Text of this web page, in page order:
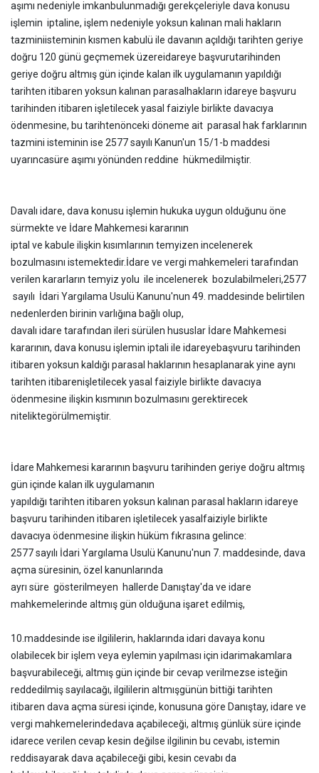
aşımı nedeniyle imkanbulunmadığı gerekçeleriyle dava konusu
işlemin iptaline, işlem nedeniyle yoksun kalınan mali hakların
tazminiisteminin kısmen kabulü ile davanın açıldığı tarihten geriye
doğru 120 günü geçmemek üzereidareye başvurutarihinden
geriye doğru altmış gün içinde kalan ilk uygulamanın yapıldığı
tarihten itibaren yoksun kalınan parasal hakların idareye başvuru
tarihinden itibaren işletilecek yasal faiziyle birlikte davacıya
ödenmesine, bu tarihtenönceki döneme ait parasal hak farklarının
tazmini isteminin ise 2577 sayılı Kanun'un 15/1-b maddesi
uyarıncasüre aşımı yönünden reddine hükmedilmiştir.
Davalı idare, dava konusu işlemin hukuka uygun olduğunu öne
sürmekte ve İdare Mahkemesi kararının
iptal ve kabule ilişkin kısımlarının temyizen incelenerek
bozulmasını istemektedir.İdare ve vergi mahkemeleri tarafından
verilen kararların temyiz yolu ile incelenerek bozulabilmeleri,2577
sayılı İdari Yargılama Usulü Kanunu'nun 49. maddesinde belirtilen
nedenlerden birinin varlığına bağlı olup,
davalı idare tarafından ileri sürülen hususlar İdare Mahkemesi
kararının, dava konusu işlemin iptali ile idareyebaşvuru tarihinden
itibaren yoksun kaldığı parasal haklarının hesaplanarak yine aynı
tarihten itibarenişletilecek yasal faiziyle birlikte davacıya
ödenmesine ilişkin kısmının bozulmasını gerektirecek
niteliktegörülmemiştir.
İdare Mahkemesi kararının başvuru tarihinden geriye doğru altmış
gün içinde kalan ilk uygulamanın
yapıldığı tarihten itibaren yoksun kalınan parasal hakların idareye
başvuru tarihinden itibaren işletilecek yasal faiziyle birlikte
davacıya ödenmesine ilişkin hüküm fıkrasına gelince:
2577 sayılı İdari Yargılama Usulü Kanunu'nun 7. maddesinde, dava
açma süresinin, özel kanunlarında
ayrı süre gösterilmeyen hallerde Danıştay'da ve idare
mahkemelerinde altmış gün olduğuna işaret edilmiş,
10. maddesinde ise ilgililerin, haklarında idari davaya konu
olabilecek bir işlem veya eylemin yapılması için idarimakamlara
başvurabileceği, altmış gün içinde bir cevap verilmezse isteğin
reddedilmiş sayılacağı, ilgililerin altmışgünün bittiği tarihten
itibaren dava açma süresi içinde, konusuna göre Danıştay, idare ve
vergi mahkemelerindedava açabileceği, altmış günlük süre içinde
idarece verilen cevap kesin değilse ilgilinin bu cevabı, istemin
reddisayarak dava açabileceği gibi, kesin cevabı da